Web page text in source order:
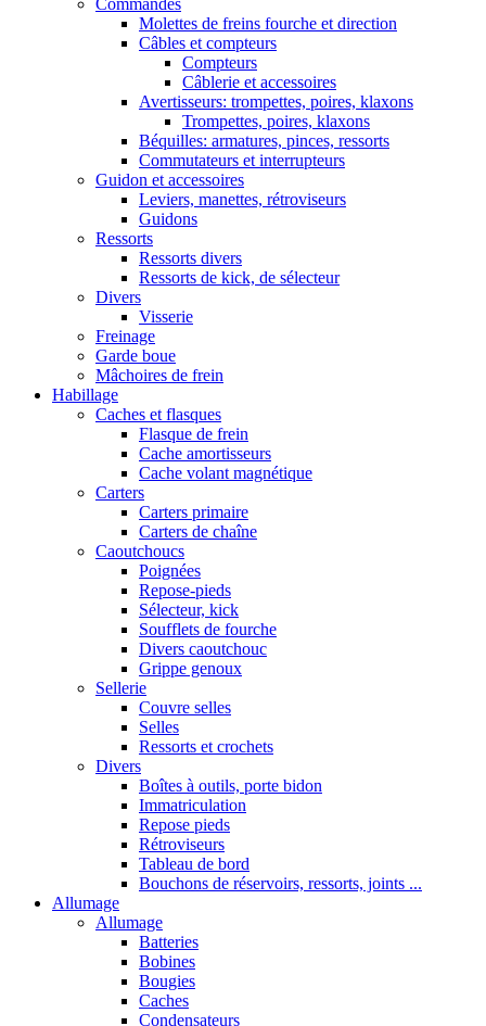
Commandes
Molettes de freins fourche et direction
Câbles et compteurs
Compteurs
Câblerie et accessoires
Avertisseurs: trompettes, poires, klaxons
Trompettes, poires, klaxons
Béquilles: armatures, pinces, ressorts
Commutateurs et interrupteurs
Guidon et accessoires
Leviers, manettes, rétroviseurs
Guidons
Ressorts
Ressorts divers
Ressorts de kick, de sélecteur
Divers
Visserie
Freinage
Garde boue
Mâchoires de frein
Habillage
Caches et flasques
Flasque de frein
Cache amortisseurs
Cache volant magnétique
Carters
Carters primaire
Carters de chaîne
Caoutchoucs
Poignées
Repose-pieds
Sélecteur, kick
Soufflets de fourche
Divers caoutchouc
Grippe genoux
Sellerie
Couvre selles
Selles
Ressorts et crochets
Divers
Boîtes à outils, porte bidon
Immatriculation
Repose pieds
Rétroviseurs
Tableau de bord
Bouchons de réservoirs, ressorts, joints ...
Allumage
Allumage
Batteries
Bobines
Bougies
Caches
Condensateurs